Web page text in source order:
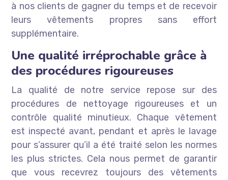
à nos clients de gagner du temps et de recevoir
leurs vêtements propres sans effort
supplémentaire.
Une qualité irréprochable grâce à
des procédures rigoureuses
La qualité de notre service repose sur des
procédures de nettoyage rigoureuses et un
contrôle qualité minutieux. Chaque vêtement
est inspecté avant, pendant et après le lavage
pour s’assurer qu’il a été traité selon les normes
les plus strictes. Cela nous permet de garantir
que vous recevrez toujours des vêtements